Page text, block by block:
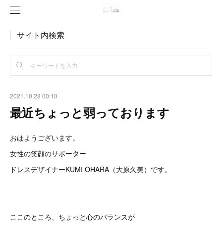
サイト内検索
2021.10.28 00:10
最近ちょっと弱っております
おはようございます。
女性の笑顔のサポーター
ドレスデザイナーKUMI OHARA（大原久美）です。
ここのところ、ちょっと心のバランスが